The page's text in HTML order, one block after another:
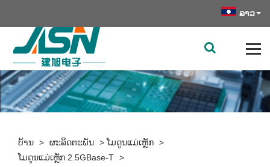
ລາວ
ບ້ານ > ຜະລິດຕະພັນ > ໂມດູນແມ່ເຫຼັກ >
ໂມດູນແມ່ເຫຼັກ 2.5GBase-T >